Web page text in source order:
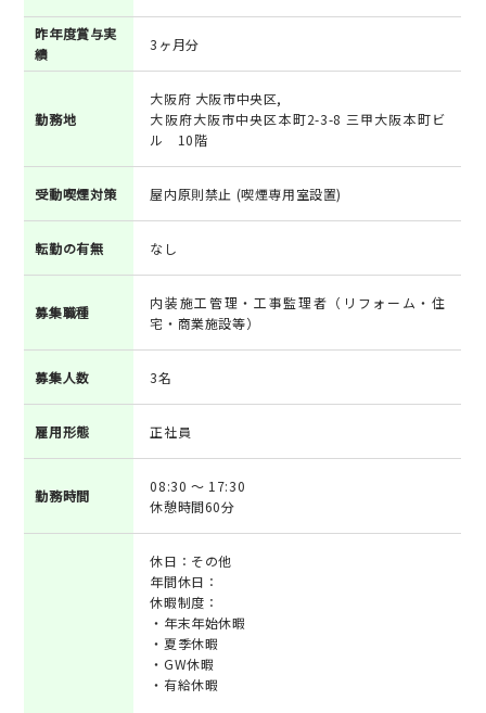
昨年度賞与実
績
3ヶ月分
勤務地
大阪府 大阪市中央区,
大阪府大阪市中央区本町2-3-8 三甲大阪本町ビ
ル 10階
受動喫煙対策 屋内原則禁止 (喫煙専用室設置)
転勤の有無 なし
募集職種
内装施工管理・工事監理者（リフォーム・住
宅・商業施設等）
募集人数 3名
雇用形態 正社員
勤務時間
08:30 ～ 17:30
休憩時間60分
休日：その他
年間休日：
休暇制度：
・年末年始休暇
・夏季休暇
・GW休暇
・有給休暇